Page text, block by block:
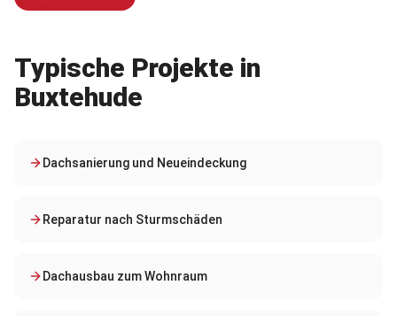
Typische Projekte in
Buxtehude
Dachsanierung und Neueindeckung
Reparatur nach Sturmschäden
Dachausbau zum Wohnraum